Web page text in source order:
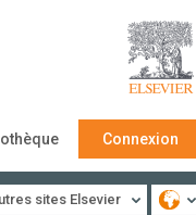
Connexion
sites Elsevier